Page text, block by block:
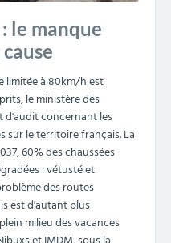
le manque
limitée à 80km/h est
le ministère des
d'audit concernant les
sur le territoire français. La
60% des chaussées
: vétusté et
des routes
est d'autant plus
milieu des vacances